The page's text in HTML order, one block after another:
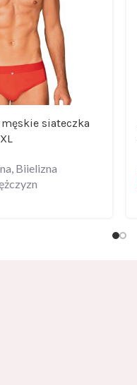
siateczka
Biielizna